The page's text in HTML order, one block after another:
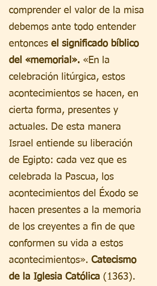
comprender el valor de la misa
debemos ante todo entender
entonces el significado bíblico
del «memorial». «En la
celebración litúrgica, estos
acontecimientos se hacen, en
cierta forma, presentes y
actuales. De esta manera
Israel entiende su liberación
de Egipto: cada vez que es
celebrada la Pascua, los
acontecimientos del Éxodo se
hacen presentes a la memoria
de los creyentes a fin de que
conformen su vida a estos
acontecimientos». Catecismo
de la Iglesia Católica (1363).